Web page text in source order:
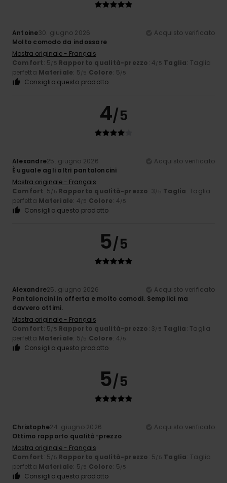
Antoine30. giugno 2026
Acquisto verificato
Molto comodo da indossare
Mostra originale - Français
Comfort: 5/5 Rapporto qualità-prezzo: 4/5 Taglia: Taglia
perfetta Materiale: 5/5 Colore: 5/5
Consiglio questo prodotto
4/5
Alexandre25. giugno 2026
Acquisto verificato
È uguale agli altri pantaloncini
Mostra originale - Français
Comfort: 5/5 Rapporto qualità-prezzo: 3/5 Taglia: Taglia
perfetta Materiale: 4/5 Colore: 4/5
Consiglio questo prodotto
5/5
Alexandre25. giugno 2026
Acquisto verificato
Pantaloncini in offerta e molto comodi. Semplici ma
davvero ottimi.
Mostra originale - Français
Comfort: 5/5 Rapporto qualità-prezzo: 3/5 Taglia: Taglia
perfetta Materiale: 5/5 Colore: 4/5
Consiglio questo prodotto
5/5
Christophe24. giugno 2026
Acquisto verificato
Ottimo rapporto qualità-prezzo
Mostra originale - Français
Comfort: 5/5 Rapporto qualità-prezzo: 5/5 Taglia: Taglia
perfetta Materiale: 5/5 Colore: 5/5
Consiglio questo prodotto